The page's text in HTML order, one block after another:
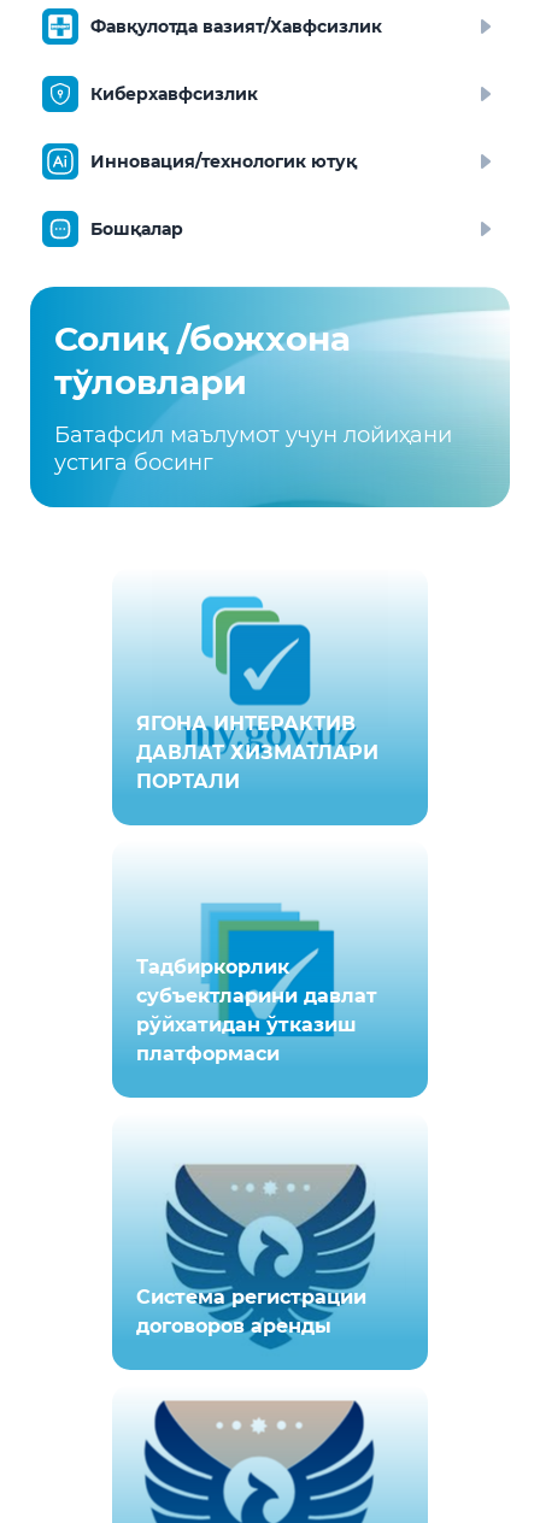
Фавқулотда вазият/Хавфсизлик
Киберхавфсизлик
Инновация/технологик ютуқ
Бошқалар
Солиқ /божхона
тўловлари
Батафсил маълумот учун лойиҳани
устига босинг
ЯГОНА ИНТEРАКТИВ
ДАВЛАТ ХИЗМАТЛАРИ
ПОРТАЛИ
Тадбиркорлик
субъектларини давлат
рўйхатидан ўтказиш
платформаси
Система регистрации
договоров аренды